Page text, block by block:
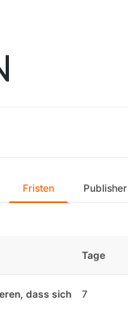
Fristen Publisher
Tage
dass sich
7